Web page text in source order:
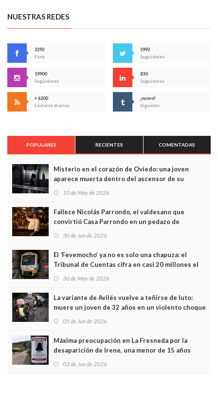
NUESTRAS REDES
2292
Fans
5992
Seguidores
19900
Seguidores
830
Seguidores
+ 6200
Lectores diarios
¡nuevo!
Síguenos
POPULARES RECIENTES COMENTADAS
Misterio en el corazón de Oviedo: una joven
aparece muerta dentro del ascensor de su
edificio y las cámaras captan sus últimos minutos
10 de May de 2026
Fallece Nicolás Parrondo, el valdesano que
convirtió Casa Parrondo en un pedazo de
Asturias en Madrid
30 de Jun de 2026
El ‘Fevemocho’ ya no es solo una chapuza: el
Tribunal de Cuentas cifra en casi 20 millones el
sobrecoste de los trenes que no cabían por los
30 de May de 2026
La variante de Avilés vuelve a teñirse de luto:
muere un joven de 32 años en un violento choque
frontal
05 de Jun de 2026
Máxima preocupación en La Fresneda por la
desaparición de Irene, una menor de 15 años
03 de Jun de 2026